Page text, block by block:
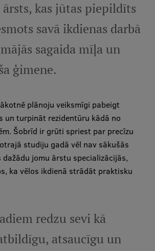
kas jūtas piepildīts
savā ikdienas darbā
sagaida mīļa un
ģimene.
plānoju veiksmīgi pabeigt
un turpināt rezidentūru kādā no
Šobrīd ir grūti spriest par precīzu
studiju gadā vēl nav sākušās
jomu ārstu specializācijās,
ka vēlos ikdienā strādāt praktisku
redzu sevi kā
atsaucīgu un